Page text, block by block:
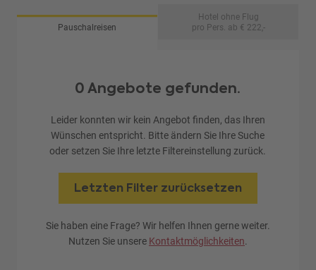
Pauschalreisen
Hotel ohne Flug
pro Pers. ab € 222,-
0 Angebote gefunden.
Leider konnten wir kein Angebot finden, das Ihren
Wünschen entspricht. Bitte ändern Sie Ihre Suche
oder setzen Sie Ihre letzte Filtereinstellung zurück.
Letzten Filter zurücksetzen
Sie haben eine Frage? Wir helfen Ihnen gerne weiter.
Nutzen Sie unsere Kontaktmöglichkeiten.